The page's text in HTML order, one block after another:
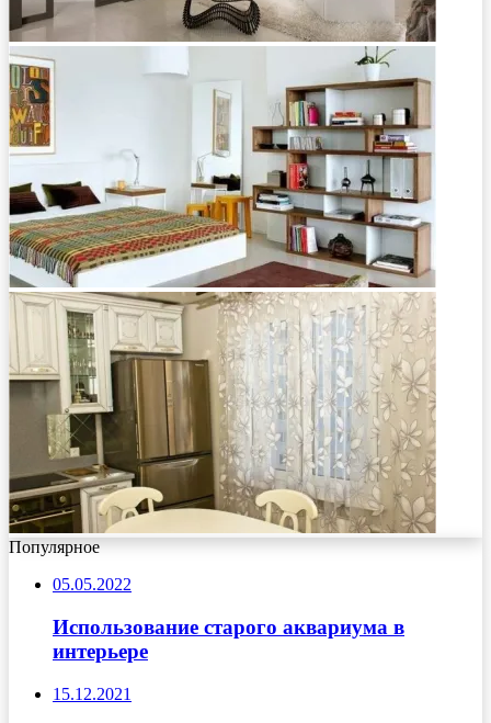
Популярное
05.05.2022
Использование старого аквариума в
интерьере
15.12.2021